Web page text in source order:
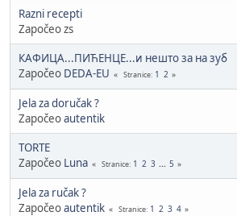
Razni recepti
Započeo zs
КАФИЦА...ПИЋЕНЦЕ...и нешто за на зуб
Započeo DEDA-EU Stranice 1 2
Jela za doručak ?
Započeoautentik
TORTE
Započeo Luna Stranice 1 2 3 ... 5
Jela za ručak ?
Započeoautentik Stranice 1 2 3 4